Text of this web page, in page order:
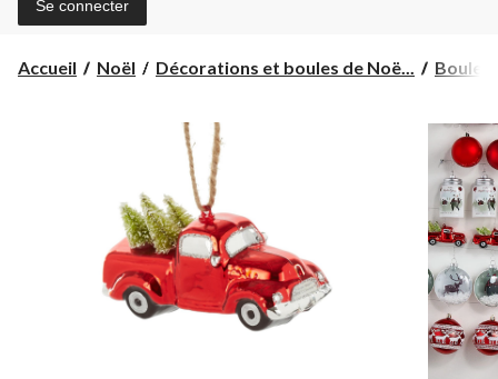
Se connecter
Accueil Noël Décorations et boules de Noë... Boules